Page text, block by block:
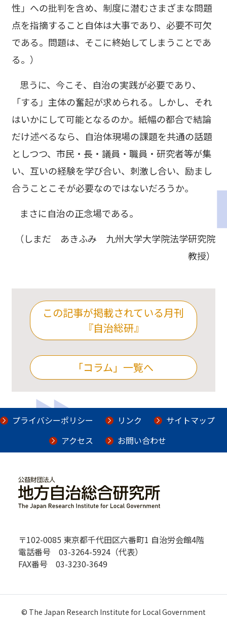
性」への批判を含め、制度に潜むさまざまな問題
点を指摘すること自体は大事であり、必要不可欠
である。問題は、そこに終始してしまうことであ
る。）
思うに、今こそ、自治の実践が必要であり、
「する」主体の奮起が求められる。しかし、それ
はいかにして可能となるのか。紙幅の都合で結論
だけ述べるなら、自治体現場の課題を共通の話題
としつつ、市民・長・議員・職員・研究者等が集
い、互いの経験を学び合い、刺激し合い、励まし
合うことこそが必要なのではないだろうか。
まさに自治の正念場である。
（しまだ あきふみ 九州大学大学院法学研究院
教授）
この記事が掲載されている月刊
『自治総研』
「コラム」一覧へ
プライバシーポリシー リンク
サイトマップ
アクセス
お問い合わせ
〒102-0085 東京都千代田区六番町1 自治労会館4階
電話番号 03-3264-5924（代表）
FAX番号 03-3230-3649
©️ The Japan Research Institute for Local Government